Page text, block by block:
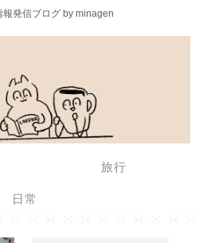
報発信ブログ by minagen
旅行
日常